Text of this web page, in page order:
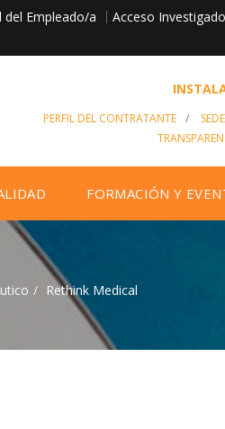
del Empleado/a Acceso
PERFIL DEL CONTRATANTE /
FORMACIÓN Y
Rethink Medical